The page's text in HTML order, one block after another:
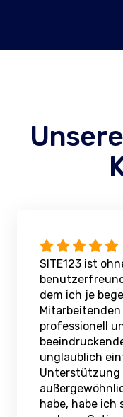
SITE123 ist
dem ich je
professionell
unglaublich
Unterstützung
habe, habe